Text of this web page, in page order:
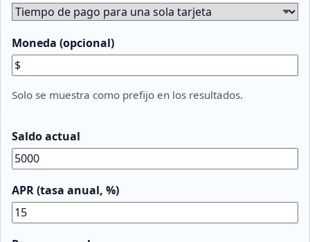
Moneda (opcional)
Solo se muestra como prefijo en los resultados.
Saldo actual
APR (tasa anual, %)